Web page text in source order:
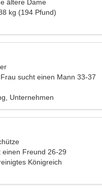
ältere Dame
kg (194 Pfund)
sucht einen Mann 33-37
Unternehmen
einen Freund 26-29
Königreich